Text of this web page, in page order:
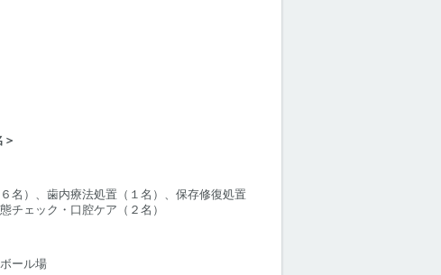
名）、歯内療法処置（１名）、保存修復処置
チェック・口腔ケア（２名）
ール場